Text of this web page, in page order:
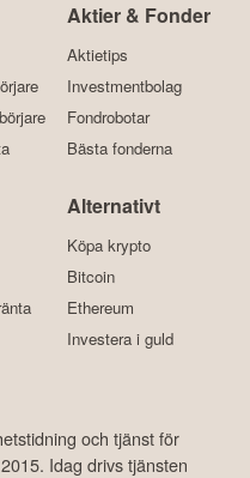
Aktier & Fonder
Aktietips
Investmentbolag
Fondrobotar
Bästa fonderna
Alternativt
Köpa krypto
Bitcoin
Ethereum
Investera i guld
och tjänst för
Idag drivs tjänsten